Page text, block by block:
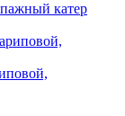
катер